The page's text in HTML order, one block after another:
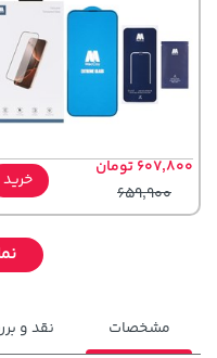
607,800 تومان
659,900
خرید
مشخصات نقد و